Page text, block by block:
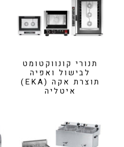
תנורי קונווקטומט
לבישול ואפיה
תוצרת אקה (EKA)
איטליה